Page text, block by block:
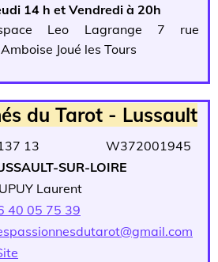
14 h et Vendredi à 20h
Leo Lagrange 7 rue
Joué les Tours
du Tarot - Lussault
13 W372001945
SUR-LOIRE
Laurent
40 05 75 39